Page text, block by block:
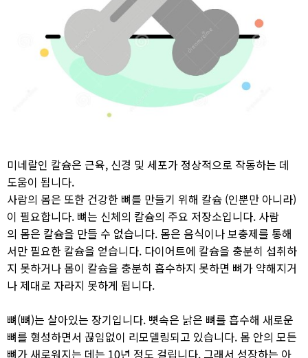
미네랄인 칼슘은 근육, 신경 및 세포가 정상적으로 작동하는 데
도움이 됩니다.
사람의 몸은 또한 건강한 뼈를 만들기 위해 칼슘 (인뿐만 아니라)
이 필요합니다. 뼈는 신체의 칼슘의 주요 저장소입니다. 사람
의 몸은 칼슘을 만들 수 없습니다. 몸은 음식이나 보충제를 통해
서만 필요한 칼슘을 얻습니다. 다이어트에 칼슘을 충분히 섭취하
지 못하거나 몸이 칼슘을 충분히 흡수하지 못하면 뼈가 약해지거
나 제대로 자라지 못하게 됩니다.
뼈(뼈)는 살아있는 장기입니다. 뼛속은 낡은 뼈를 흡수해 새로운
뼈를 형성하면서 끊임없이 리모델링되고 있습니다. 몸 안의 모든
뼈가 새로워지는 데는 10년 정도 걸립니다. 그래서 성장하는 아